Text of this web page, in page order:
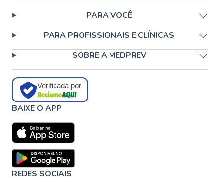
PARA VOCÊ
PARA PROFISSIONAIS E CLÍNICAS
SOBRE A MEDPREV
Verificada por
BAIXE O APP
REDES SOCIAIS